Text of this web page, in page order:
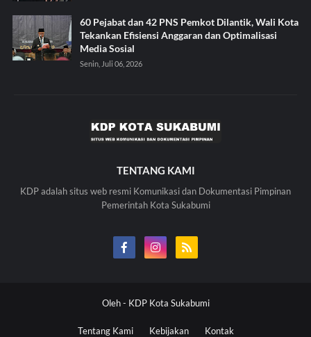
60 Pejabat dan 42 PNS Pemkot Dilantik, Wali Kota
Tekankan Efisiensi Anggaran dan Optimalisasi
Media Sosial
Senin, Juli 06, 2026
TENTANG KAMI
KDP adalah situs web resmi Komunikasi dan Dokumentasi Pimpinan
Pemerintah Kota Sukabumi
Oleh - KDP Kota Sukabumi
Tentang Kami Kebijakan Kontak